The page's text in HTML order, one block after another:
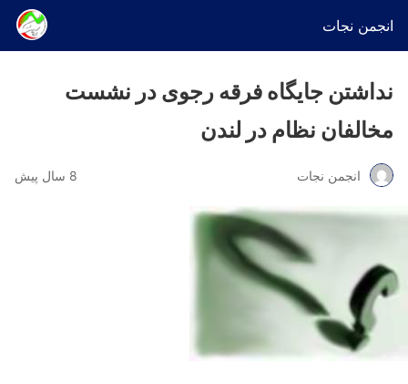
انجمن نجات
نداشتن جایگاه فرقه رجوی در نشست
مخالفان نظام در لندن
انجمن نجات 8 سال پیش